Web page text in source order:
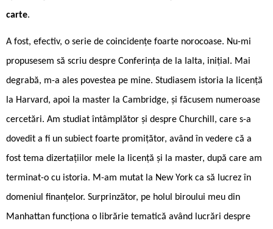
carte.
A fost, efectiv, o serie de coincidențe foarte norocoase. Nu-mi
propusesem să scriu despre Conferința de la Ialta, inițial. Mai
degrabă, m-a ales povestea pe mine. Studiasem istoria la licență
la Harvard, apoi la master la Cambridge, și făcusem numeroase
cercetări. Am studiat întâmplător și despre Churchill, care s-a
dovedit a fi un subiect foarte promițător, având în vedere că a
fost tema dizertațiilor mele la licență și la master, după care am
terminat-o cu istoria. M-am mutat la New York ca să lucrez în
domeniul finanțelor. Surprinzător, pe holul biroului meu din
Manhattan funcționa o librărie tematică având lucrări despre